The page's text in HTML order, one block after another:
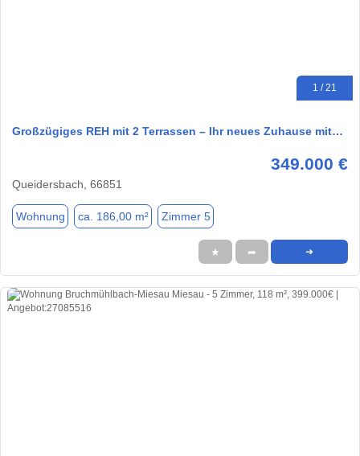
1 / 21
Großzügiges REH mit 2 Terrassen – Ihr neues Zuhause mit…
349.000 €
Queidersbach, 66851
Wohnung ca. 186,00 m² Zimmer 5
★ ➦ ➜